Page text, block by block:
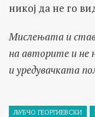
никој да не го
Мислењата и
на авторите и не
и уредувачката
ЉУБЧО ГЕОРГИЕВСКИ